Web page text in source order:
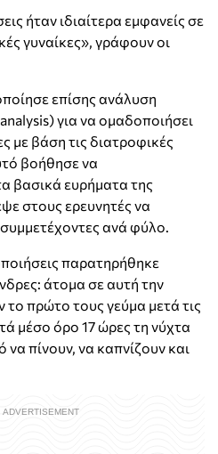
ήταν ιδιαίτερα εμφανείς σε
γυναίκες», γράφουν οι
επίσης ανάλυση
για να ομαδοποιήσει
με βάση τις διατροφικές
βοήθησε να
βασικά ευρήματα της
στους ερευνητές να
ανά φύλο.
παρατηρήθηκε
άτομα σε αυτή την
το πρώτο τους γεύμα μετά τις
μέσο όρο 17 ώρες τη νύχτα
να πίνουν, να καπνίζουν και